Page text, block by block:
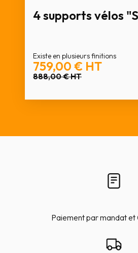
4 supports vélos
Existe en plusieurs finitions
759,00 € HT
888,00 €HT
Paiement par mandat et